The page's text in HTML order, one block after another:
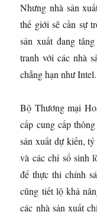
Nhưng nhà sản
thế giới sẽ cần sự
sản xuất đang
tranh với các nhà
chẳng hạn như Intel.
Bộ Thương mại
cấp cung cấp
sản xuất dự kiến,
và các chỉ số sinh
để thực thi chính
cũng tiết lộ khả
các nhà sản xuất